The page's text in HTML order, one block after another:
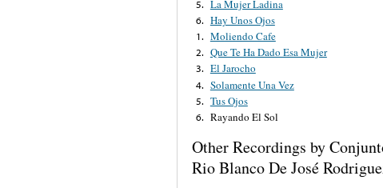
5. La Mujer Ladina
6. Hay Unos Ojos
1. Moliendo Cafe
2. Que Te Ha Dado Esa Mujer
3. El Jarocho
4. Solamente Una Vez
5. Tus Ojos
6. Rayando El Sol
Other Recordings by
Rio Blanco De José